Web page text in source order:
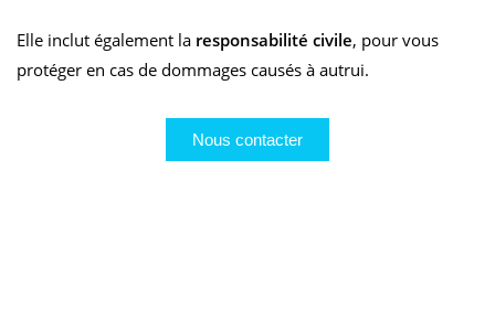
Elle inclut également la responsabilité civile, pour vous
protéger en cas de dommages causés à autrui.
Nous contacter